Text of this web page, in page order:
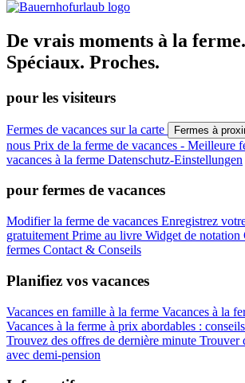
De vrais moments à la
Spéciaux. Proches.
pour les visiteurs
Fermes de vacances sur la carte Fermes à
nous Prix ​​​​de la ferme de vacances - Meilleure
vacances à la ferme Datenschutz-Einstellungen
pour fermes de vacances
Modifier la ferme de vacances Enregistrez
gratuitement Prime au livre Widget de notation
fermes Contact & Conseils
Planifiez vos vacances
Vacances en famille à la ferme Vacances à la
Vacances à la ferme à prix abordables :
Trouvez des offres de dernière minute Trouver
avec demi-pension